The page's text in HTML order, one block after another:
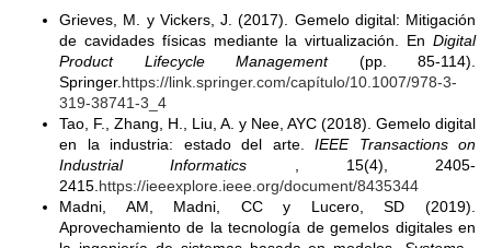
Grieves, M. y Vickers, J. (2017). Gemelo digital: Mitigación
de cavidades físicas mediante la virtualización. En Digital
Product Lifecycle Management(pp. 85-114).
Springer. https://link.springer.com/capítulo/10.1007/978-3-
319-38741-3_4
Tao, F., Zhang, H., Liu, A. y Nee, AYC (2018). Gemelo digital
en la industria: estado del arte. IEEE Transactions on
Industrial Informatics , 15(4), 2405-
2415. https://ieeexplore.ieee.org/document/8435344
Madni, AM, Madni, CC y Lucero, SD (2019).
Aprovechamiento de la tecnología de gemelos digitales en